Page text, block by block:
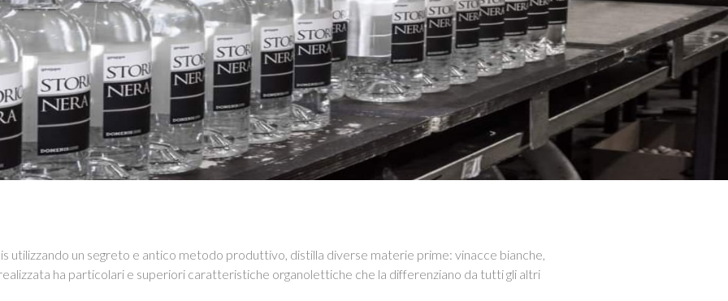
utilizzando un segreto e antico metodo produttivo, distilla diverse materie prime: vinacce bianche,
ha particolari e superiori caratteristiche organolettiche che la differenziano da tutti gli altri